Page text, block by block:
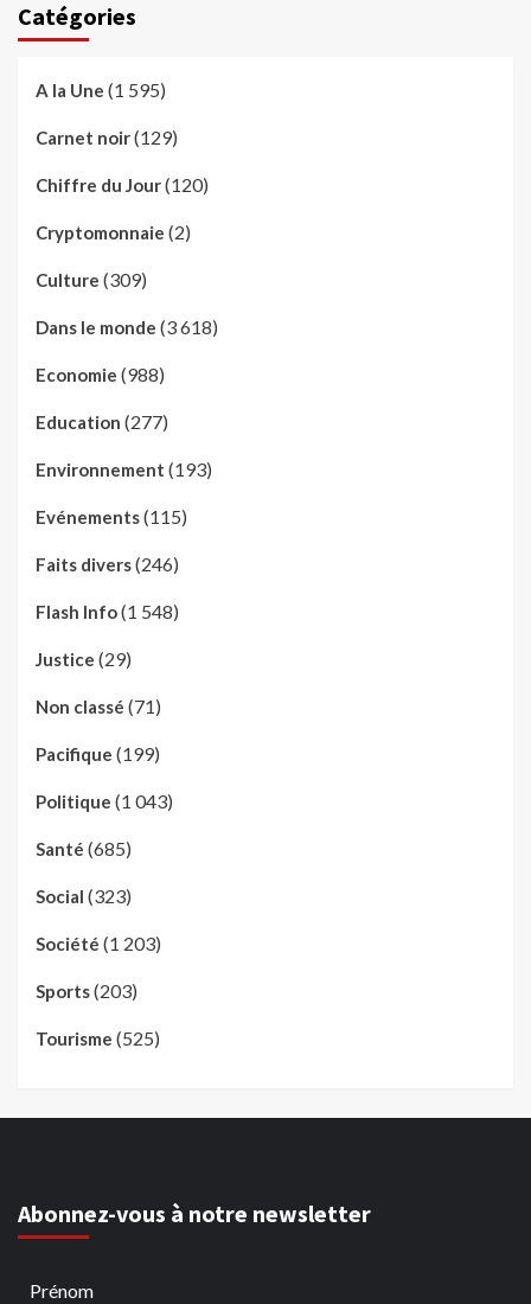
Catégories
A la Une (1 595)
Carnet noir(129)
Chiffre du Jour(120)
Cryptomonnaie (2)
Culture (309)
Dans le monde (3 618)
Economie (988)
Education (277)
Environnement (193)
Evénements(115)
Faits divers(246)
Flash Info(1 548)
Justice (29)
Non classé (71)
Pacifique (199)
Politique (1 043)
Santé (685)
Social (323)
Société (1 203)
Sports(203)
Tourisme (525)
Abonnez-vous à notre newsletter
Prénom